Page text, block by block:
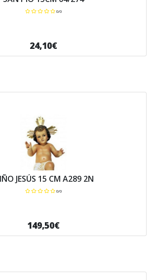
0/0
24,10€
JESÚS 15 CM A289 2N
0/0
149,50€